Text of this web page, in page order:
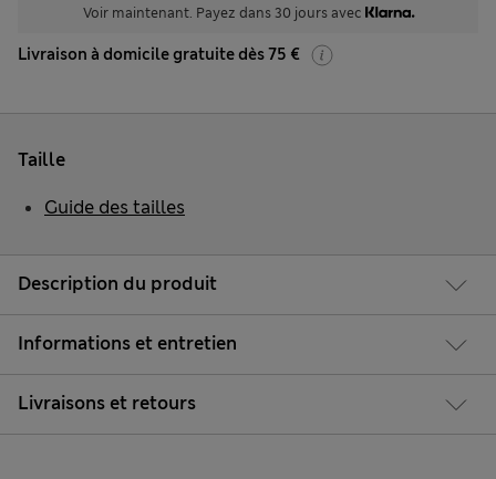
Voir maintenant. Payez dans 30 jours avec
Livraison à domicile gratuite dès 75 €
Description du produit
Informations et entretien
Livraisons et retours
Taille
Guide des tailles